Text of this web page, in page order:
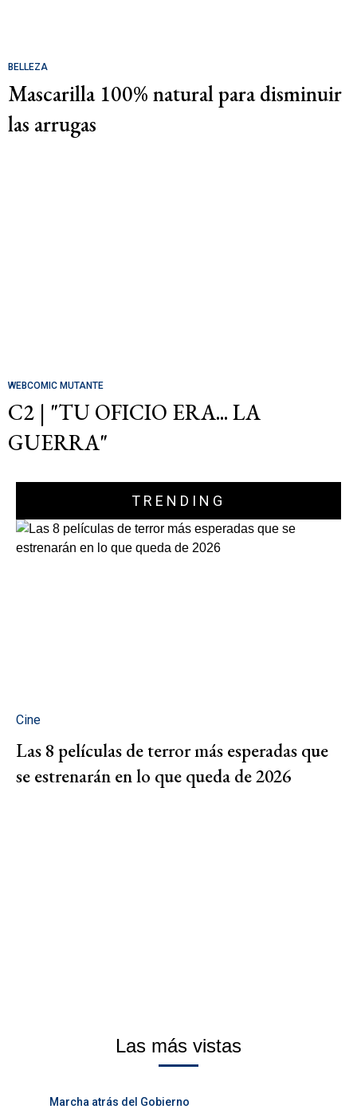
BELLEZA
Mascarilla 100% natural para disminuir
las arrugas
WEBCOMIC MUTANTE
C2 | "TU OFICIO ERA... LA
GUERRA"
TRENDING
Cine
Las 8 películas de terror más esperadas que
se estrenarán en lo que queda de 2026
Las más vistas
Marcha atrás del Gobierno